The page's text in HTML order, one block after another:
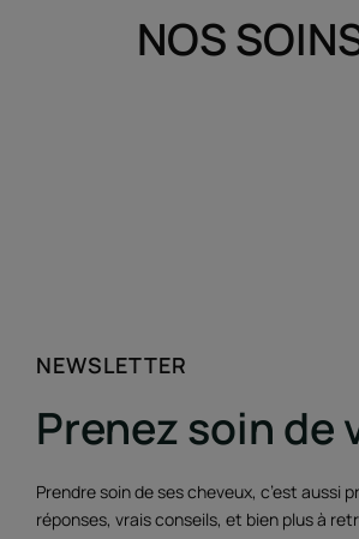
NOS
NEWSLETTER
Prenez soin de
Prendre soin de ses cheveux, c’est aussi
réponses, vrais conseils, et bien plus à